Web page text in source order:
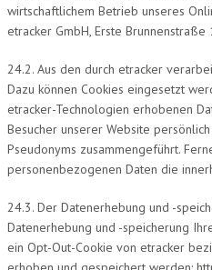
wirtschaftlichem Betrieb unseres
etracker GmbH, Erste
24.2. Aus den durch etracker
Dazu können Cookies eingesetzt
etracker-Technologien erhobenen
Besucher unserer Website
Pseudonyms zusammengeführt.
personenbezogenen Daten die
24.3. Der Datenerhebung und -
Datenerhebung und -speicherung
ein Opt-Out-Cookie von etracker